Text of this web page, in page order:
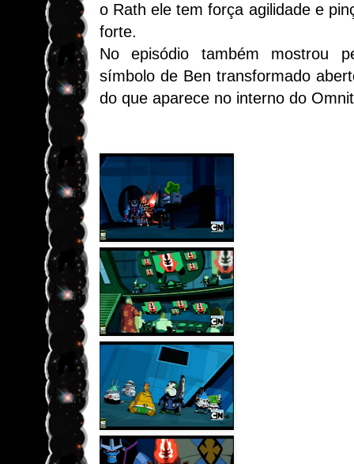
o Rath ele tem força agilidade e
forte.
No episódio também mostrou
símbolo de Ben transformado
do que aparece no interno do